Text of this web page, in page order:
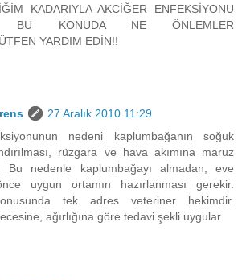
KADARIYLA AKCİĞER ENFEKSİYONU
BU KONUDA NE ÖNLEMLER
YARDIM EDİN!!
27 Aralık 2010 11:29
nedeni kaplumbağanın soğuk
rüzgara ve hava akımına maruz
Bu nedenle kaplumbağayı almadan, eve
uygun ortamın hazırlanması gerekir.
tek adres veteriner hekimdir.
ağırlığına göre tedavi şekli uygular.